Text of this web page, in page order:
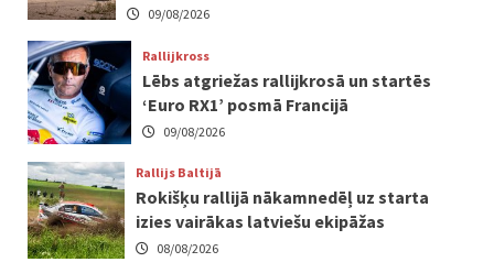
09/08/2026
Rallijkross
Lēbs atgriežas rallijkrosā un startēs
‘Euro RX1’ posmā Francijā
09/08/2026
Rallijs Baltijā
Rokišķu rallijā nākamnedēļ uz starta
izies vairākas latviešu ekipāžas
08/08/2026